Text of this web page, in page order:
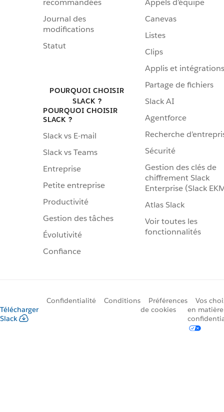
recommandées
Journal des
modifications
Statut
POURQUOI CHOISIR
SLACK ?
POURQUOI CHOISIR
SLACK ?
Slack vs E-mail
Slack vs Teams
Entreprise
Petite entreprise
Productivité
Gestion des tâches
Évolutivité
Confiance
Appels d’équipe
Canevas
Listes
Clips
Applis et intégrations
Partage de fichiers
Slack AI
Agentforce
Recherche
Sécurité
Gestion des clés de
chiffrement Slack
Enterprise (Slack
Atlas Slack
Voir toutes les
fonctionnalités
Télécharger
Slack
Confidentialité Conditions
Préférences
de cookies
Vos
en